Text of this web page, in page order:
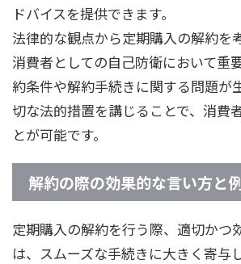
ドバイスを提供できます。
法律的な観点から定期購入の解約を
消費者としての自己防衛において重
約条件や解約手続きに関する問題が
切な法的措置を講じることで、消費
とが可能です。
解約の際の効果的な言い方と
定期購入の解約を行う際、適切かつ
は、スムーズな手続きに大きく寄与